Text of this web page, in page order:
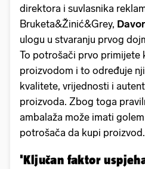
direktora i suvlasnika
Bruketa&Žinić&Grey,
ulogu u stvaranju prvog
To potrošači prvo primijete
proizvodom i to određuje
kvalitete, vrijednosti i
proizvoda. Zbog toga
ambalaža može imati
potrošača da kupi proizvod.
'Ključan faktor